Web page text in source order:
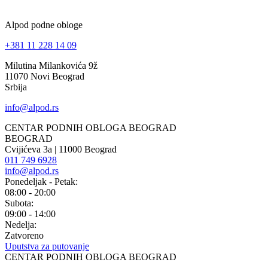
Alpod podne obloge
+381 11 228 14 09
Milutina Milankovića 9ž
11070 Novi Beograd
Srbija
info@alpod.rs
CENTAR PODNIH OBLOGA BEOGRAD
BEOGRAD
Cvijićeva 3a | 11000 Beograd
011 749 6928
info@alpod.rs
Ponedeljak - Petak:
08:00 - 20:00
Subota:
09:00 - 14:00
Nedelja:
Zatvoreno
Uputstva za putovanje
CENTAR PODNIH OBLOGA BEOGRAD